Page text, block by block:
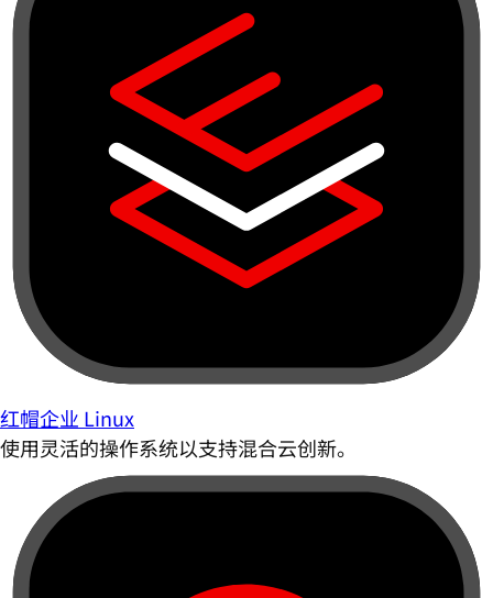
红帽企业 Linux
使用灵活的操作系统以支持混合云创新。